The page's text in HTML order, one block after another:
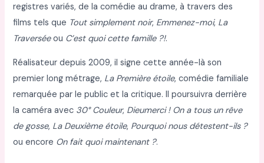
registres variés, de la comédie au drame, à travers des
films tels que Tout simplement noir, Emmenez-moi, La
Traverséeou C’est quoi cette famille ?!.
Réalisateur depuis 2009, il signe cette année-là son
premier long métrage, La Première étoile, comédie familiale
remarquée par le public et la critique. Il poursuivra derrière
la caméra avec 30° Couleur, Dieumerci ! On a tous un rêve
de gosse, La Deuxième étoile, Pourquoi nous détestent-ils ?
ou encore On fait quoi maintenant ?.